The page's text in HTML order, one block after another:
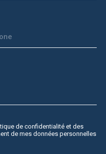
de confidentialité et des
de mes données personnelles